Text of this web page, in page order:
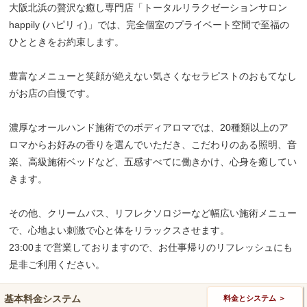
大阪北浜の贅沢な癒し専門店「トータルリラクゼーションサロン
happily (ハピリィ)」では、完全個室のプライベート空間で至福の
ひとときをお約束します。
豊富なメニューと笑顔が絶えない気さくなセラピストのおもてなし
がお店の自慢です。
濃厚なオールハンド施術でのボディアロマでは、20種類以上のア
ロマからお好みの香りを選んでいただき、こだわりのある照明、音
楽、高級施術ベッドなど、五感すべてに働きかけ、心身を癒してい
きます。
その他、クリームバス、リフレクソロジーなど幅広い施術メニュー
で、心地よい刺激で心と体をリラックスさせます。
23:00まで営業しておりますので、お仕事帰りのリフレッシュにも
是非ご利用ください。
基本料金システム 料金とシステム ＞